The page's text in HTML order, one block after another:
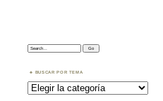
Search:
BUSCAR POR TEMA
Buscar
por
Tema